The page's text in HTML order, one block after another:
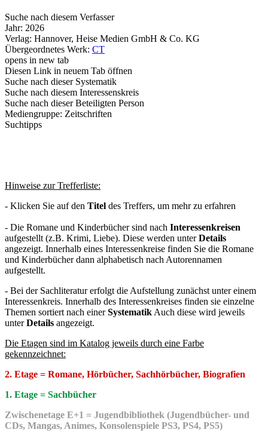
Suche nach diesem Verfasser
Jahr: 2026
Verlag: Hannover, Heise Medien GmbH & Co. KG
Übergeordnetes Werk: CT
opens in new tab
Diesen Link in neuem Tab öffnen
Suche nach dieser Systematik
Suche nach diesem Interessenskreis
Suche nach dieser Beteiligten Person
Mediengruppe: Zeitschriften
Suchtipps
Hinweise zur Trefferliste:
- Klicken Sie auf den Titel des Treffers, um mehr zu erfahren
- Die Romane und Kinderbücher sind nach Interessenkreisen
aufgestellt (z.B. Krimi, Liebe). Diese werden unterDetails
angezeigt. Innerhalb eines Interessenkreise finden Sie die Romane
und Kinderbücher dann alphabetisch nach Autorennamen
aufgestellt.
- Bei der Sachliteratur erfolgt die Aufstellung zunächst unter einem
Interessenkreis. Innerhalb des Interessenkreises finden sie einzelne
Themen sortiert nach einerSystematik Auch diese wird jeweils
unterDetails angezeigt.
Die Etagen sind im Katalog jeweils durch eine Farbe
gekennzeichnet:
2. Etage = Romane, Hörbücher, Sachhörbücher, Biografien
1. Etage = Sachbücher
Zwischenetage E+1 = Jugendbibliothek (Jugendbücher- und
CDs, Mangas, Animes, Konsolenspiele PS3, PS4, PS5)